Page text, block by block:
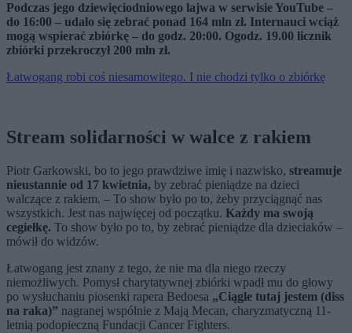
Podczas jego dziewięciodniowego lajwa w serwisie YouTube –
do 16:00 – udało się zebrać ponad 164 mln zł. Internauci wciąż
mogą wspierać zbiórkę – do godz. 20:00. Ogodz. 19.00 licznik
zbiórki przekroczył 200 mln zł.
Łatwogang robi coś niesamowitego. I nie chodzi tylko o zbiórkę
Stream solidarności w walce z rakiem
Piotr Garkowski, bo to jego prawdziwe imię i nazwisko, streamuje
nieustannie od 17 kwietnia, by zebrać pieniądze na dzieci
walczące z rakiem. – To show było po to, żeby przyciągnąć nas
wszystkich. Jest nas najwięcej od początku. Każdy ma swoją
cegiełkę. To show było po to, by zebrać pieniądze dla dzieciaków –
mówił do widzów.
Łatwogang jest znany z tego, że nie ma dla niego rzeczy
niemożliwych. Pomysł charytatywnej zbiórki wpadł mu do głowy
po wysłuchaniu piosenki rapera Bedoesa „Ciągle tutaj jestem (diss
na raka)” nagranej wspólnie z Mają Mecan, charyzmatyczną 11-
letnią podopieczną Fundacji Cancer Fighters.